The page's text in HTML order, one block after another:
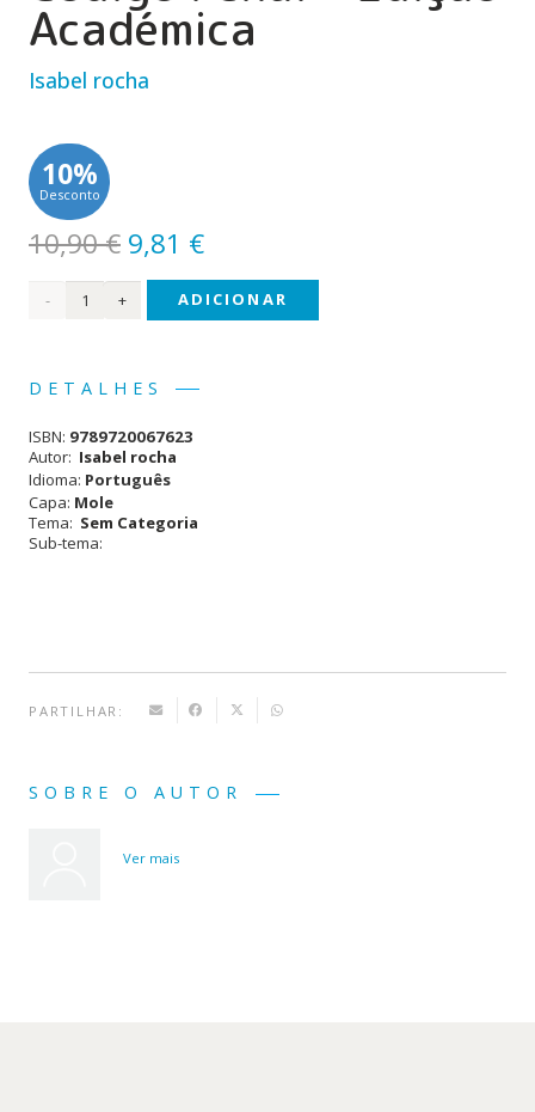
Académica
Isabel rocha
10%
Desconto
10,90€ O
preço
original
10,90 €.
9,81 €O
preço
atual
Quantidade
-
Edição
Académica
ADICIONAR
DETALHES
ISBN: 9789720067623
Autor: Isabel rocha
Idioma: Português
Capa: Mole
Tema: Sem Categoria
Sub-tema:
PARTILHAR:
SOBRE O AUTOR
Ver mais